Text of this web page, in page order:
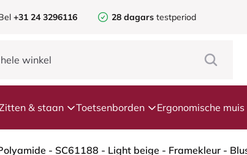
+31 24 3296116 28 dagars testperiod
& staan Toetsenborden Ergonomische muis